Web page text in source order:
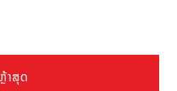
າສຸດ